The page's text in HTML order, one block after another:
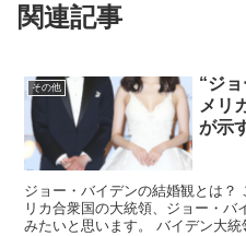
関連記事
その他
“ジ
メリ
が示
ジョー・バイデンの結婚観とは？
リカ合衆国の大統領、ジョー・バ
みたいと思います。 バイデン大